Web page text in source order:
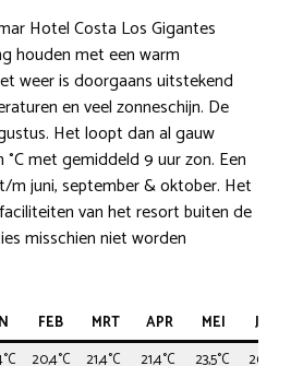
Hotel Costa Los Gigantes
houden met een warm
weer is doorgaans uitstekend
en veel zonneschijn. De
Het loopt dan al gauw
met gemiddeld 9 uur zon. Een
juni, september & oktober. Het
van het resort buiten de
misschien niet worden
FEB MRT APR MEI
JUN
20,4°C 21,4°C 21,4°C 23,5°C
26,5°C